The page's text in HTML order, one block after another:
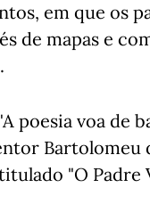
em que
de mapas e
poesia voa de
Bartolomeu
"O Padre